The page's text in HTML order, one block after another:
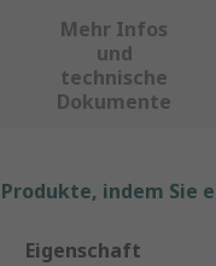
Mehr Infos
und
technische
Dokumente
indem
Eigenschaft